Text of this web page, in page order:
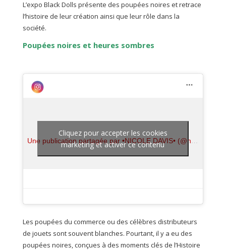
L’expo Black Dolls présente des poupées noires et retrace
l’histoire de leur création ainsi que leur rôle dans la
société.
Poupées noires et heures sombres
Une publication partagée par •NICOLE DAVIS• (@nicoledavisart)
Cliquez pour accepter les cookies
marketing et activer ce contenu
Les poupées du commerce ou des célèbres distributeurs
de jouets sont souvent blanches. Pourtant, il y a eu des
poupées noires, conçues à des moments clés de l’Histoire